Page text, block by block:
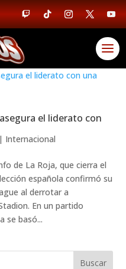
el liderato con
| Internacional
de La Roja, que cierra el
española confirmó su
al derrotar a
En un partido
se basó...
Buscar